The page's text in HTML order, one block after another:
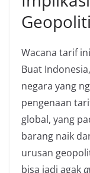
Wacana tarif
Buat
negara yang
pengenaan
global, yang
barang naik
urusan
bisa jadi agak